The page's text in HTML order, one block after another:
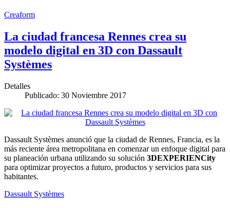
Creaform
La ciudad francesa Rennes crea su
modelo digital en 3D con Dassault
Systèmes
Detalles
Publicado: 30 Noviembre 2017
Dassault Systèmes anunció que la ciudad de Rennes, Francia, es la
más reciente área metropolitana en comenzar un enfoque digital para
su planeación urbana utilizando su solución 3DEXPERIENCity
para optimizar proyectos a futuro, productos y servicios para sus
habitantes.
Dassault Systèmes